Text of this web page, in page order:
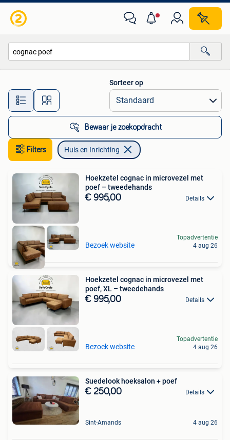
Alle afstanden…
Sorteer op
Bewaar je zoekopdracht
Filters Huis en Inrichting
Hoekzetel cognac in microvezel met
poef – tweedehands
€ 995,00 Details
Bezoek website
Topadvertentie
4 aug 26
Hoekzetel cognac in microvezel met
poef, XL – tweedehands
€ 995,00 Details
Bezoek website
Topadvertentie
4 aug 26
Suedelook hoeksalon + poef
€ 250,00 Details
Sint-Amands 4 aug 26